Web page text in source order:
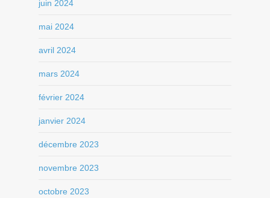
juin 2024
mai 2024
avril 2024
mars 2024
février 2024
janvier 2024
décembre 2023
novembre 2023
octobre 2023